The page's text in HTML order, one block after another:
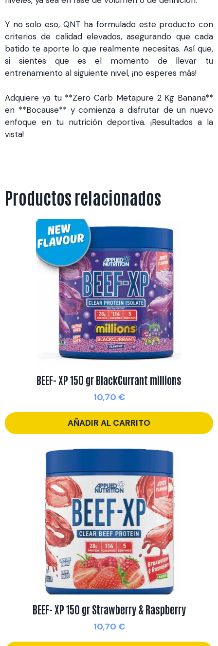
Y no solo eso, QNT ha formulado este producto con
criterios de calidad elevados, asegurando que cada
batido te aporte lo que realmente necesitas. Así que,
si sientes que es el momento de llevar tu
entrenamiento al siguiente nivel, ¡no esperes más!
Adquiere ya tu **Zero Carb Metapure 2 Kg Banana**
en **Bocause** y comienza a disfrutar de un nuevo
enfoque en tu nutrición deportiva. ¡Resultados a la
vista!
Productos relacionados
BEEF- XP 150 gr BlackCurrant millions
10,70 €
AÑADIR AL CARRITO
BEEF- XP 150 gr Strawberry & Raspberry
10,70 €